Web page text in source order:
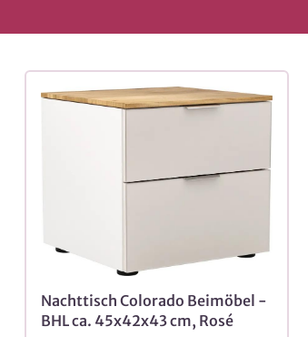
Nachttisch Colorado Beimöbel -
BHL ca. 45x42x43 cm, Rosé